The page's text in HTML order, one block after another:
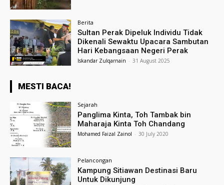
Berita
Sultan Perak Dipeluk Individu Tidak
Dikenali Sewaktu Upacara Sambutan
Hari Kebangsaan Negeri Perak
Iskandar Zulqarnain - 31 August 2025
MESTI BACA!
Sejarah
Panglima Kinta, Toh Tambak bin
Maharaja Kinta Toh Chandang
Mohamed Faizal Zainol - 30 July 2020
Pelancongan
Kampung Sitiawan Destinasi Baru
Untuk Dikunjung